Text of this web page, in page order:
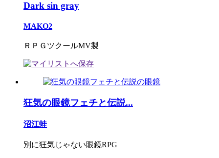
Dark sin gray
MAKO2
ＲＰＧツクールMV製
狂気の眼鏡フェチと伝説...
沼江蛙
別に狂気じゃない眼鏡RPG